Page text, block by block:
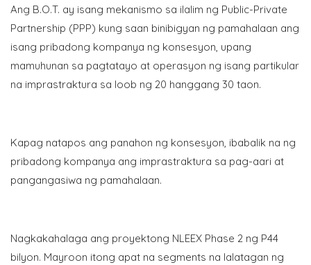
Ang B.O.T. ay isang mekanismo sa ilalim ng Public-Private
Partnership (PPP) kung saan binibigyan ng pamahalaan ang
isang pribadong kompanya ng konsesyon, upang
mamuhunan sa pagtatayo at operasyon ng isang partikular
na imprastraktura sa loob ng 20 hanggang 30 taon.
Kapag natapos ang panahon ng konsesyon, ibabalik na ng
pribadong kompanya ang imprastraktura sa pag-aari at
pangangasiwa ng pamahalaan.
Nagkakahalaga ang proyektong NLEEX Phase 2 ng P44
bilyon. Mayroon itong apat na segments na lalatagan ng